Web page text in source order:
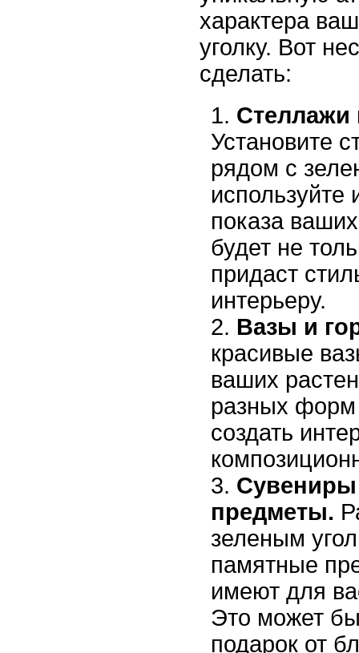
характера
уголку. Вот
сделать:
Стеллажи
Установите
рядом с
используйте
показа
будет не
придаст
интерьеру.
Вазы и
красивые
ваших
разных форм
создать
предметы.
зеленым
памятные
имеют для
Это может
подарок от